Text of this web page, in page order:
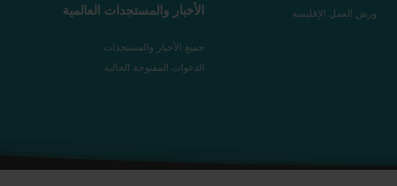
الأخبار والمستجدات العالمية
جميع الأخبار والمستجدات
الدعوات المفتوحة الحالية
ورش العمل الإقليمية